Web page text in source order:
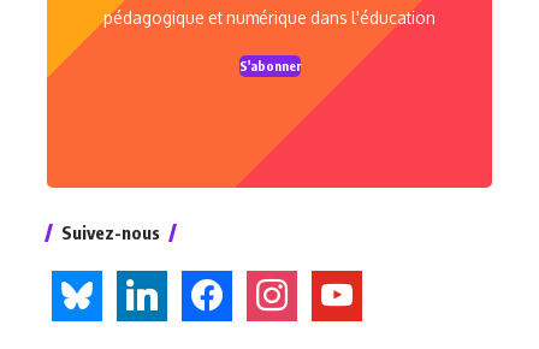
pédagogique et numérique dans l'éducation
S'abonner
Suivez-nous
bluesky linkedin facebook instagramyoutube